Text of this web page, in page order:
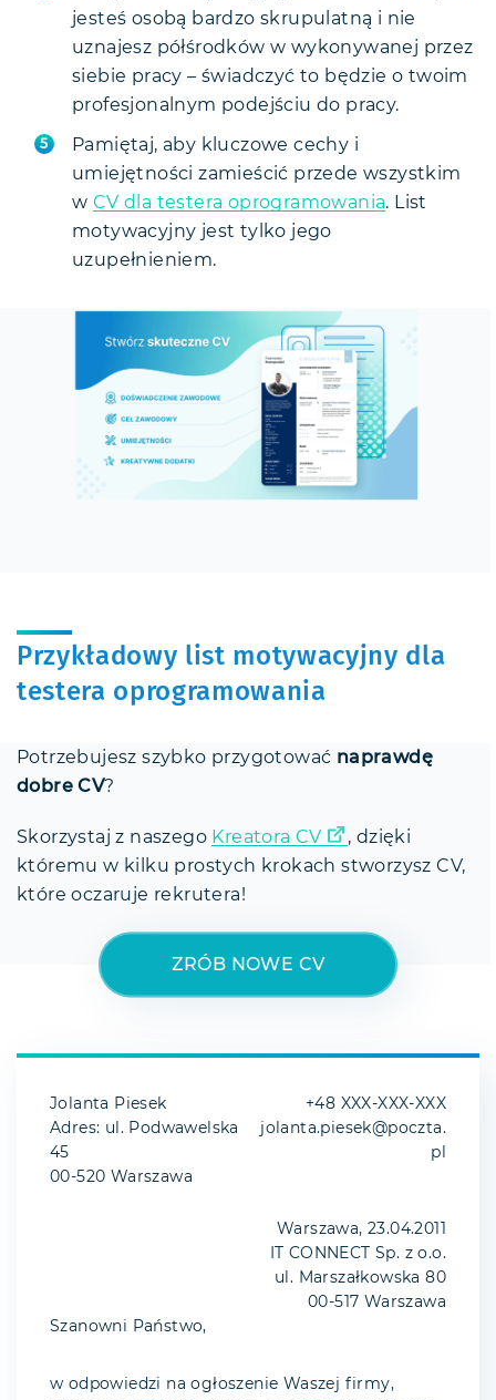
jesteś osobą bardzo skrupulatną i nie
uznajesz półśrodków w wykonywanej przez
siebie pracy – świadczyć to będzie o twoim
profesjonalnym podejściu do pracy.
Pamiętaj, aby kluczowe cechy i
umiejętności zamieścić przede wszystkim
w CV dla testera oprogramowania. List
motywacyjny jest tylko jego
uzupełnieniem.
Przykładowy list motywacyjny dla
testera oprogramowania
Potrzebujesz szybko przygotować naprawdę
dobre CV?
Skorzystaj z naszego Kreatora CV
, dzięki
któremu w kilku prostych krokach stworzysz CV,
które oczaruje rekrutera!
ZRÓB NOWE CV
Jolanta Piesek
Adres: ul. Podwawelska
45
00-520 Warszawa
+48 XXX-XXX-XXX
jolanta.piesek@poczta.
pl
Warszawa, 23.04.2011
IT CONNECT Sp. z o.o.
ul. Marszałkowska 80
00-517 Warszawa
Szanowni Państwo,
w odpowiedzi na ogłoszenie Waszej firmy,